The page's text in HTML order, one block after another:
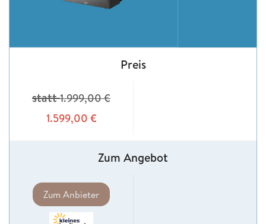
Preis
statt1.999,00€
1.599,00 €
Zum Angebot
Zum Anbieter